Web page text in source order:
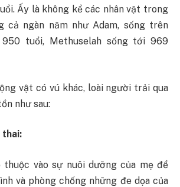
Ấy là không kể các nhân vật trong
cả ngàn năm như Adam, sống trên
tuổi, Methuselah sống tới 969
vật có vú khác, loài người trải qua
như sau:
thai:
thuộc vào sự nuôi dưỡng của mẹ để
và phòng chống những đe dọa của